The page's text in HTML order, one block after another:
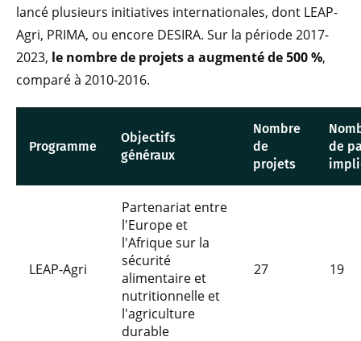
lancé plusieurs initiatives internationales, dont LEAP-
Agri, PRIMA, ou encore DESIRA. Sur la période 2017-
2023, le nombre de projets a augmenté de 500 %,
comparé à 2010-2016.
Programme
Objectifs
généraux
Nombre
de
projets
de
LEAP-Agri
Partenariat entre
l'Europe et
l'Afrique sur la
sécurité
alimentaire et
nutritionnelle et
l'agriculture
durable
27 19